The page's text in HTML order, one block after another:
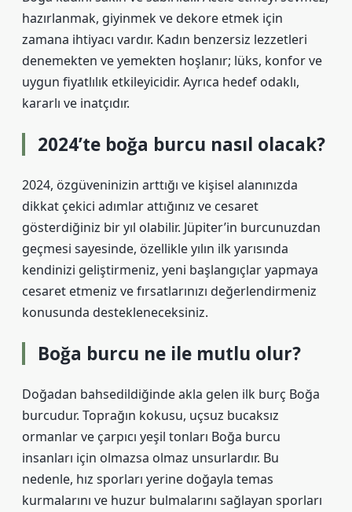
hazırlanmak, giyinmek ve dekore etmek için
zamana ihtiyacı vardır. Kadın benzersiz lezzetleri
denemekten ve yemekten hoşlanır; lüks, konfor ve
uygun fiyatlılık etkileyicidir. Ayrıca hedef odaklı,
kararlı ve inatçıdır.
2024’te boğa burcu nasıl olacak?
2024, özgüveninizin arttığı ve kişisel alanınızda
dikkat çekici adımlar attığınız ve cesaret
gösterdiğiniz bir yıl olabilir. Jüpiter’in burcunuzdan
geçmesi sayesinde, özellikle yılın ilk yarısında
kendinizi geliştirmeniz, yeni başlangıçlar yapmaya
cesaret etmeniz ve fırsatlarınızı değerlendirmeniz
konusunda destekleneceksiniz.
Boğa burcu ne ile mutlu olur?
Doğadan bahsedildiğinde akla gelen ilk burç Boğa
burcudur. Toprağın kokusu, uçsuz bucaksız
ormanlar ve çarpıcı yeşil tonları Boğa burcu
insanları için olmazsa olmaz unsurlardır. Bu
nedenle, hız sporları yerine doğayla temas
kurmalarını ve huzur bulmalarını sağlayan sporları